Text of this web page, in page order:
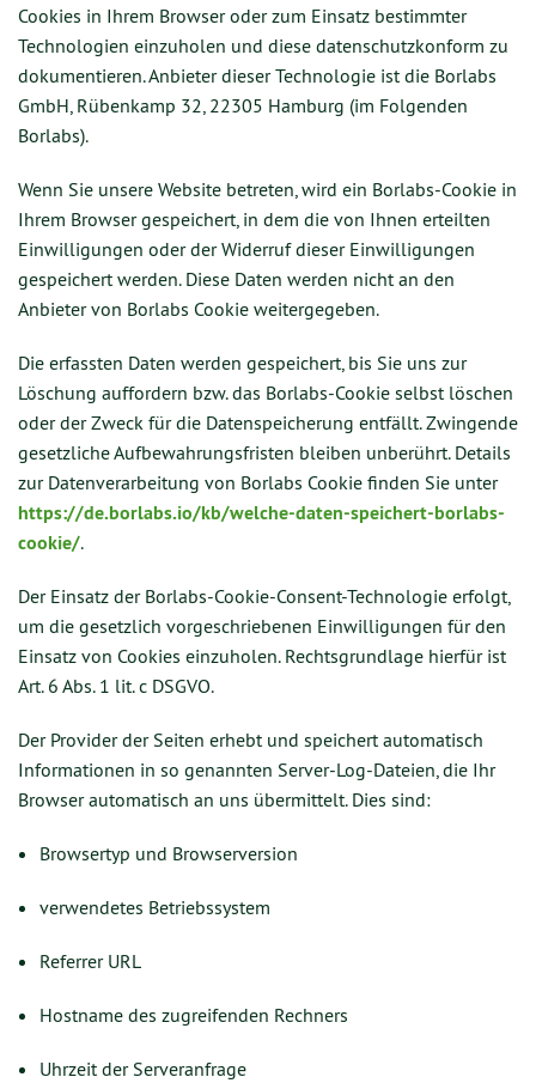
Cookies in Ihrem Browser oder zum Einsatz bestimmter
Technologien einzuholen und diese datenschutzkonform zu
dokumentieren. Anbieter dieser Technologie ist die Borlabs
GmbH, Rübenkamp 32, 22305 Hamburg (im Folgenden
Borlabs).
Wenn Sie unsere Website betreten, wird ein Borlabs-Cookie in
Ihrem Browser gespeichert, in dem die von Ihnen erteilten
Einwilligungen oder der Widerruf dieser Einwilligungen
gespeichert werden. Diese Daten werden nicht an den
Anbieter von Borlabs Cookie weitergegeben.
Die erfassten Daten werden gespeichert, bis Sie uns zur
Löschung auffordern bzw. das Borlabs-Cookie selbst löschen
oder der Zweck für die Datenspeicherung entfällt. Zwingende
gesetzliche Aufbewahrungsfristen bleiben unberührt. Details
zur Datenverarbeitung von Borlabs Cookie finden Sie unter
https://de.borlabs.io/kb/welche-daten-speichert-borlabs-
cookie/.
Der Einsatz der Borlabs-Cookie-Consent-Technologie erfolgt,
um die gesetzlich vorgeschriebenen Einwilligungen für den
Einsatz von Cookies einzuholen. Rechtsgrundlage hierfür ist
Art. 6 Abs. 1 lit. c DSGVO.
Der Provider der Seiten erhebt und speichert automatisch
Informationen in so genannten Server-Log-Dateien, die Ihr
Browser automatisch an uns übermittelt. Dies sind:
Browsertyp und Browserversion
verwendetes Betriebssystem
Referrer URL
Hostname des zugreifenden Rechners
Uhrzeit der Serveranfrage